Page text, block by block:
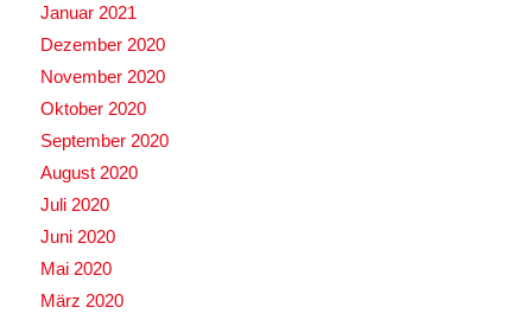
Januar 2021
Dezember 2020
November 2020
Oktober 2020
September 2020
August 2020
Juli 2020
Juni 2020
Mai 2020
März 2020